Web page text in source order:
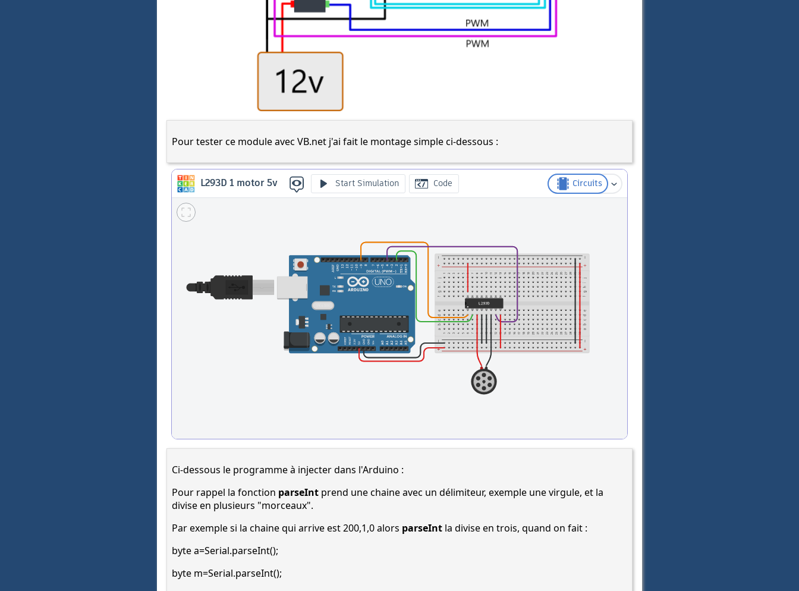
Pour tester ce module avec VB.net j'ai fait le montage simple ci-dessous :
Ci-dessous le programme à injecter dans l'Arduino :
Pour rappel la fonction parseIntprend une chaine avec un délimiteur, exemple une virgule, et la
divise en plusieurs "morceaux".
Par exemple si la chaine qui arrive est 200,1,0 alors parseIntla divise en trois, quand on fait :
byte a=Serial.parseInt();
byte m=Serial.parseInt();